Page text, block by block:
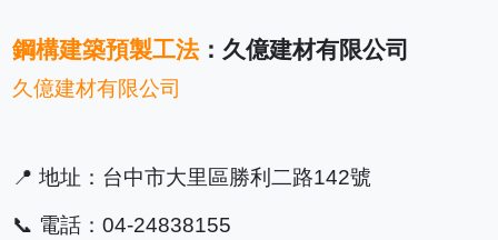
鋼構建築預製工法：久億建材有限公司
久億建材有限公司
📍 地址：台中市大里區勝利二路142號
📞 電話：04-24838155